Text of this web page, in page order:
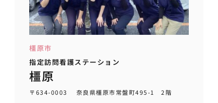
橿原市
指定訪問看護ステーション
橿原
〒634-0003 奈良県橿原市常盤町495-1 2階